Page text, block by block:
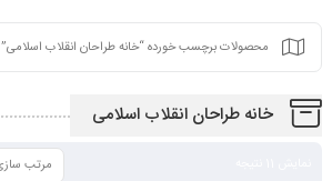
محصولات برچسب خورده “خانه طراحان انقلاب اسلامی”
خانه طراحان انقلاب اسلامی